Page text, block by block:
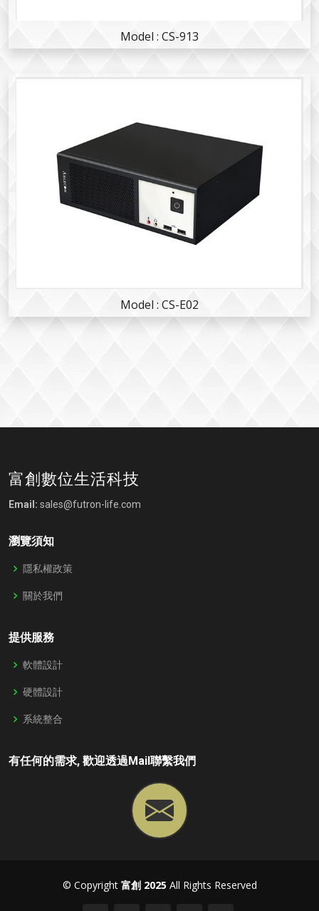
Model : CS-913
Model : CS-E02
富創數位生活科技
Email: sales@futron-life.com
瀏覽須知
隱私權政策
關於我們
提供服務
軟體設計
硬體設計
系統整合
有任何的需求, 歡迎透過Mail聯繫我們
© Copyright 富創 2025 All Rights Reserved